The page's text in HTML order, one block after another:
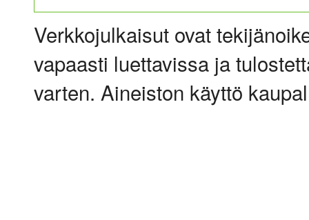
Verkkojulkaisut ovat
vapaasti luettavissa ja
varten. Aineiston käyttö